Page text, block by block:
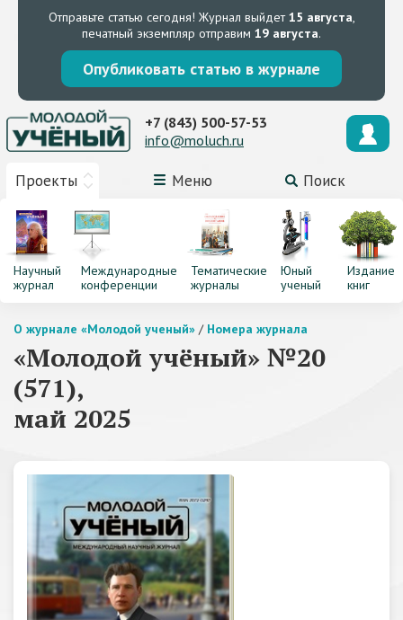
Отправьте статью сегодня! Журнал выйдет15 августа,
печатный экземпляр отправим 19 августа.
Опубликовать статью в журнале
Проекты Меню Поиск
+7 (843) 500-57-53
info@moluch.ru
Научный
журнал
Международные
конференции
Тематические
журналы
Юный
ученый
Издание
книг
О журнале «Молодой ученый» / Номера журнала
«Молодой учёный» №20
(571),
май 2025